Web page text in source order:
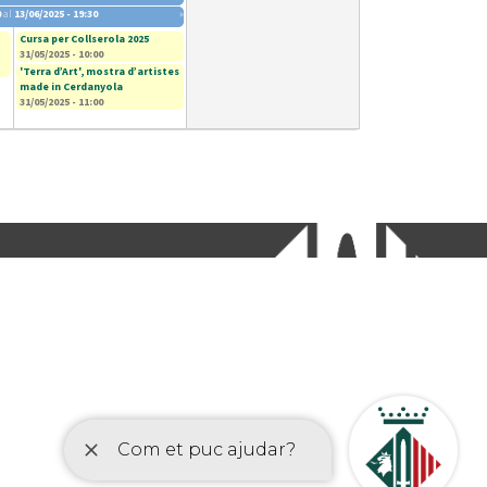
al 13/06/2025 - 19:30
»
Cursa per Collserola 2025
31/05/2025 - 10:00
'Terra d’Art', mostra d’artistes
made in Cerdanyola
31/05/2025 - 11:00